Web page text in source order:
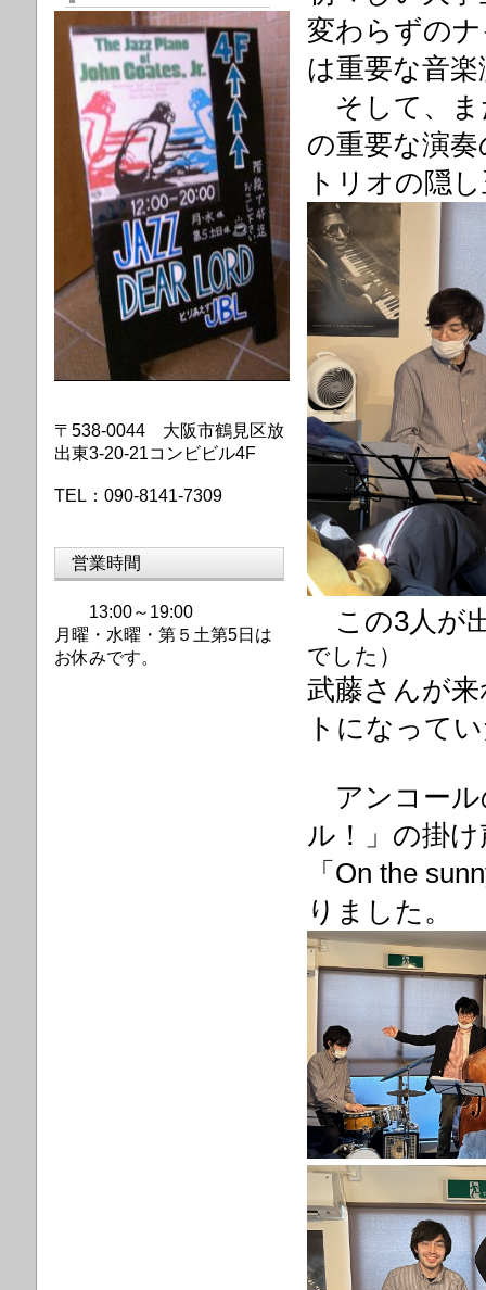
変わらずの
は重要な音
そして、ま
の重要な演
トリオの隠
この3人が
でした）
武藤さんが
トになっ
アンコール
ル！」の掛
「On the
りました。
〒538-0044 大阪市鶴見区放
出東3-20-21コンビビル4F
TEL：090-8141-7309
営業時間
13:00～19:00
月曜・水曜・第 ５土第5日は
お休みです。